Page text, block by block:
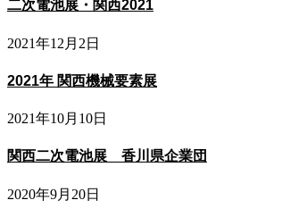
二次電池展・関西2021
2021年12月2日
2021年 関西機械要素展
2021年10月10日
関西二次電池展 香川県企業団
2020年9月20日